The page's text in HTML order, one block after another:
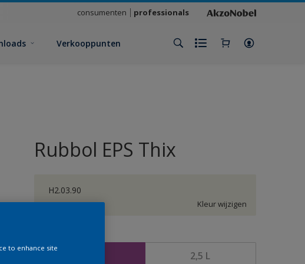
consumenten professionals
Verkooppunten
Rubbol EPS Thix
H2.03.90
Kleur wijzigen
2,5 L
to enhance site